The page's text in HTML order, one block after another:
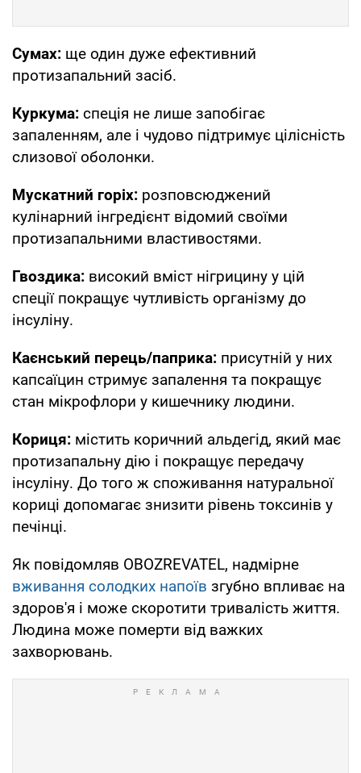
Сумах: ще один дуже ефективний
протизапальний засіб.
Куркума: спеція не лише запобігає
запаленням, але і чудово підтримує цілісність
слизової оболонки.
Мускатний горіх: розповсюджений
кулінарний інгредієнт відомий своїми
протизапальними властивостями.
Гвоздика: високий вміст нігрицину у цій
спеції покращує чутливість організму до
інсуліну.
Каєнський перець/паприка: присутній у них
капсаїцин стримує запалення та покращує
стан мікрофлори у кишечнику людини.
Кориця: містить коричний альдегід, який має
протизапальну дію і покращує передачу
інсуліну. До того ж споживання натуральної
кориці допомагає знизити рівень токсинів у
печінці.
Як повідомляв OBOZREVATEL, надмірне
вживання солодких напоїв згубно впливає на
здоров'я і може скоротити тривалість життя.
Людина може померти від важких
захворювань.